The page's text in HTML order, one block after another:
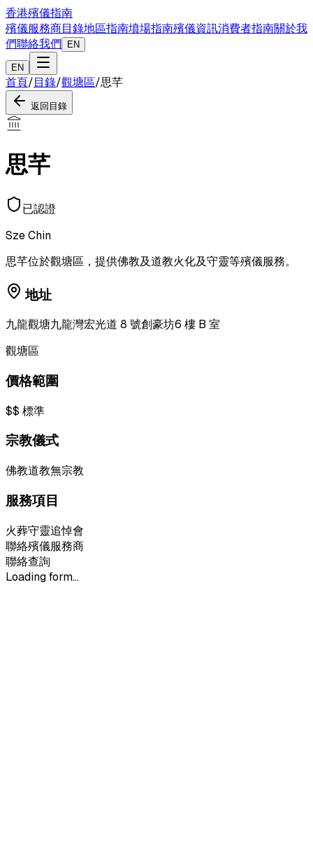
香港殯儀指南
殯儀服務商目錄地區指南墳場指南殯儀資訊消費者指南關於我
們聯絡我們 EN
EN
首頁/目錄/觀塘區/思芊
返回目錄
思芊
已認證
Sze Chin
思芊位於觀塘區，提供佛教及道教火化及守靈等殯儀服務。
地址
九龍觀塘九龍灣宏光道 8 號創豪坊6 樓 B 室
觀塘區
價格範圍
$$ 標準
宗教儀式
佛教道教無宗教
服務項目
火葬守靈追悼會
聯絡殯儀服務商
聯絡查詢
Loading form...